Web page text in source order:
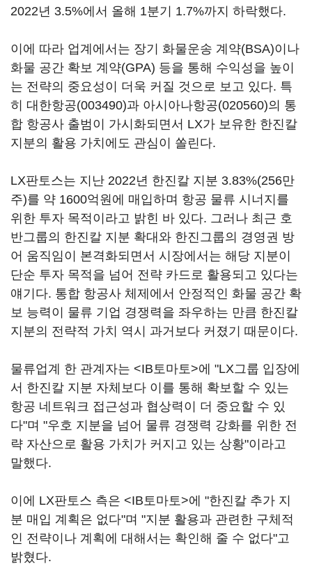
2022년 3.5%에서 올해 1분기 1.7%까지 하락했다.
이에 따라 업계에서는 장기 화물운송 계약(BSA)이나
화물 공간 확보 계약(GPA) 등을 통해 수익성을 높이
는 전략의 중요성이 더욱 커질 것으로 보고 있다. 특
히 대한항공(003490)과 아시아나항공(020560)의 통
합 항공사 출범이 가시화되면서 LX가 보유한 한진칼
지분의 활용 가치에도 관심이 쏠린다.
LX판토스는 지난 2022년 한진칼 지분 3.83%(256만
주)를 약 1600억원에 매입하며 항공 물류 시너지를
위한 투자 목적이라고 밝힌 바 있다. 그러나 최근 호
반그룹의 한진칼 지분 확대와 한진그룹의 경영권 방
어 움직임이 본격화되면서 시장에서는 해당 지분이
단순 투자 목적을 넘어 전략 카드로 활용되고 있다는
얘기다. 통합 항공사 체제에서 안정적인 화물 공간 확
보 능력이 물류 기업 경쟁력을 좌우하는 만큼 한진칼
지분의 전략적 가치 역시 과거보다 커졌기 때문이다.
물류업계 한 관계자는 <IB토마토>에 "LX그룹 입장에
서 한진칼 지분 자체보다 이를 통해 확보할 수 있는
항공 네트워크 접근성과 협상력이 더 중요할 수 있
다"며 "우호 지분을 넘어 물류 경쟁력 강화를 위한 전
략 자산으로 활용 가치가 커지고 있는 상황"이라고
말했다.
이에 LX판토스 측은 <IB토마토>에 "한진칼 추가 지
분 매입 계획은 없다"며 "지분 활용과 관련한 구체적
인 전략이나 계획에 대해서는 확인해 줄 수 없다"고
밝혔다.